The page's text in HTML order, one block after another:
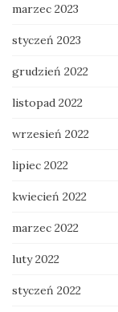
marzec 2023
styczeń 2023
grudzień 2022
listopad 2022
wrzesień 2022
lipiec 2022
kwiecień 2022
marzec 2022
luty 2022
styczeń 2022